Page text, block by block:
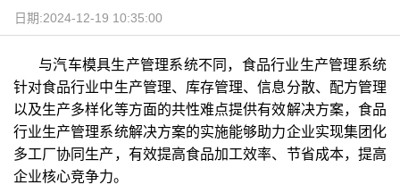
日期:2024-12-19 10:35:00
与汽车模具生产管理系统不同，食品行业生产管理系统
针对食品行业中生产管理、库存管理、信息分散、配方管理
以及生产多样化等方面的共性难点提供有效解决方案，食品
行业生产管理系统解决方案的实施能够助力企业实现集团化
多工厂协同生产，有效提高食品加工效率、节省成本，提高
企业核心竞争力。